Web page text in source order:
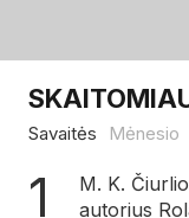
Savaitės Mėnesio
M. K.
autorius